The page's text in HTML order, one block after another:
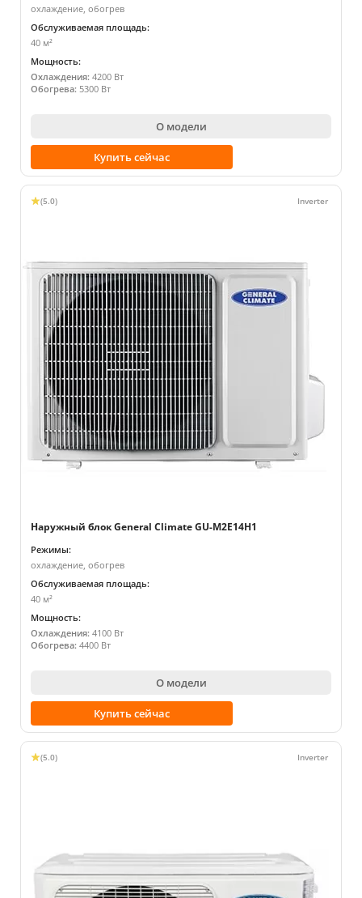
охлаждение, обогрев
Обслуживаемая площадь:
40 м²
Мощность:
Охлаждения: 4200 Вт
Обогрева: 5300 Вт
О модели
Купить сейчас
(5.0)
Наружный блок General Climate GU-M2E14H1
Режимы:
охлаждение, обогрев
Обслуживаемая площадь:
40 м²
Мощность:
Охлаждения: 4100 Вт
Обогрева: 4400 Вт
О модели
Купить сейчас
(5.0)